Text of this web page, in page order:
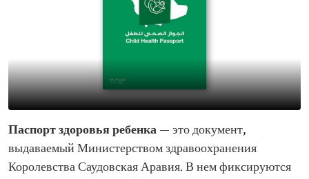
Паспорт здоровья ребенка — это документ,
выдаваемый Министерством здравоохранения
Королевства Саудовская Аравия. В нем фиксируются